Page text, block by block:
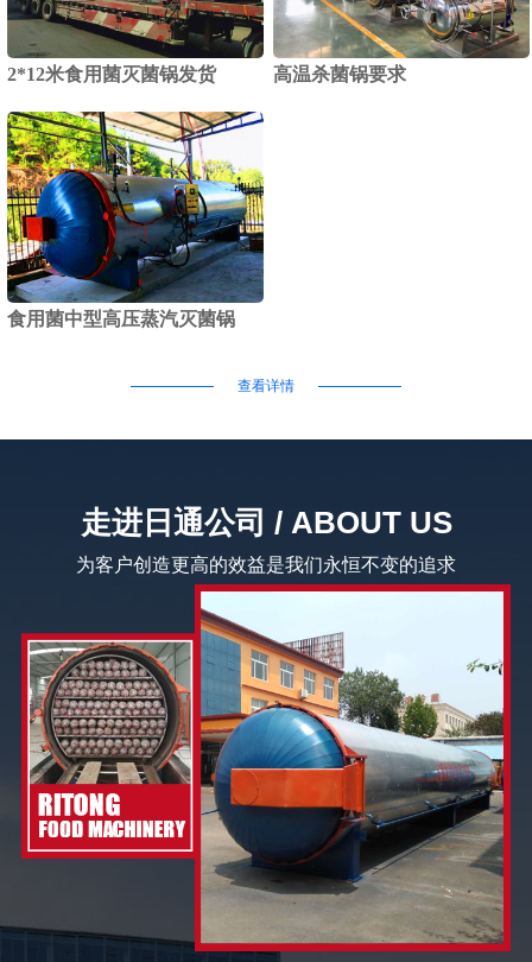
2*12米食用菌灭菌锅发货 高温杀菌锅要求
食用菌中型高压蒸汽灭菌锅
查看详情
走进日通公司 / ABOUT US
为客户创造更高的效益是我们永恒不变的追求